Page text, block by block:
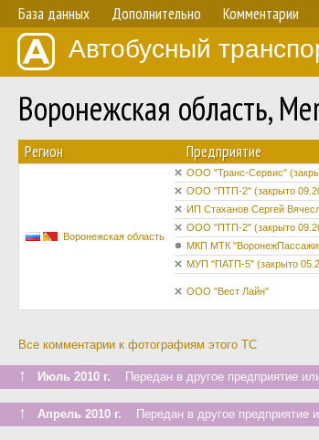
База данных Дополнительно Комментарии
Автобусный
Воронежская область,
Регион Предприятие
Воронежская область
ООО "Транс-Сервис"
ООО "ПТП-2" (закрыто
ИП Стаханов Сергей
ООО "ПТП-2" (закрыто
МКП МТК
МУП "ПАТП-5" (закрыто
ООО "Вест Лайн"
Все комментарии к фотографиям этого ТС
↑ Июль 2010 г. Передан в другое предприятие
↑ Апрель 2010 г. Передан в другое предприятие